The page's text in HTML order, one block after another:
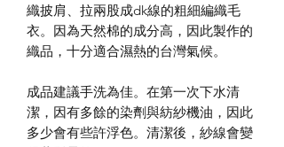
織披肩、拉兩股成dk線的粗細編織毛
衣。因為天然棉的成分高，因此製作的
織品，十分適合濕熱的台灣氣候。
成品建議手洗為佳。在第一次下水清
潔，因有多餘的染劑與紡紗機油，因此
多少會有些許浮色。清潔後，紗線會變